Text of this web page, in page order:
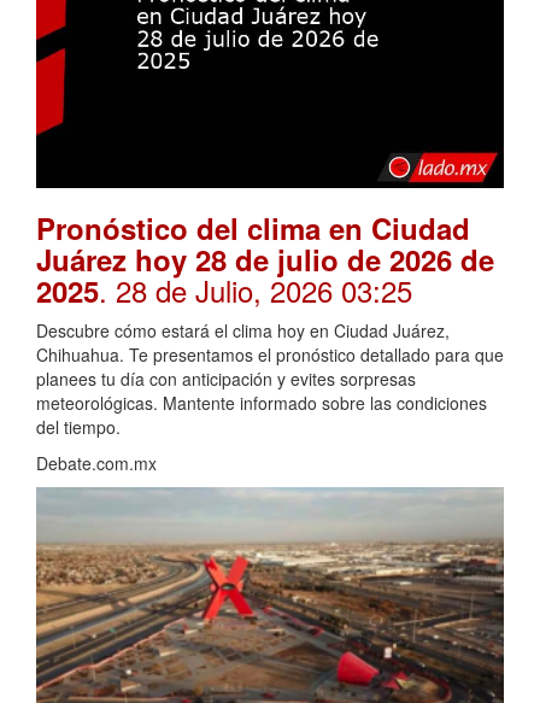
Pronóstico del clima en Ciudad
Juárez hoy 28 de julio de 2026 de
2025. 28 de Julio, 2026 03:25
Descubre cómo estará el clima hoy en Ciudad Juárez,
Chihuahua. Te presentamos el pronóstico detallado para que
planees tu día con anticipación y evites sorpresas
meteorológicas. Mantente informado sobre las condiciones
del tiempo.
Debate.com.mx